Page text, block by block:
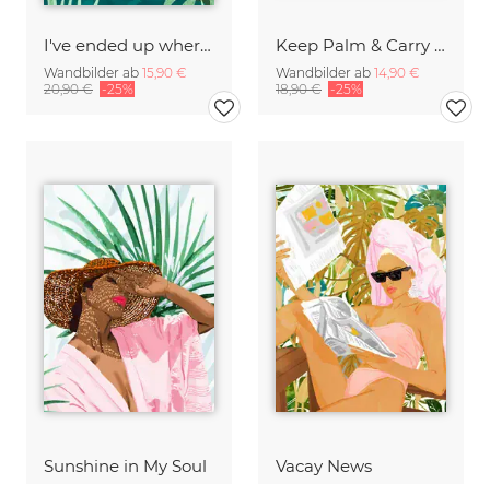
I've ended up where I needed to be
Wandbilder ab 15,90 €
20,90 € -25%
Keep Palm & Carry On
Wandbilder ab 14,90 €
18,90 € -25%
Sunshine in My Soul Vacay News